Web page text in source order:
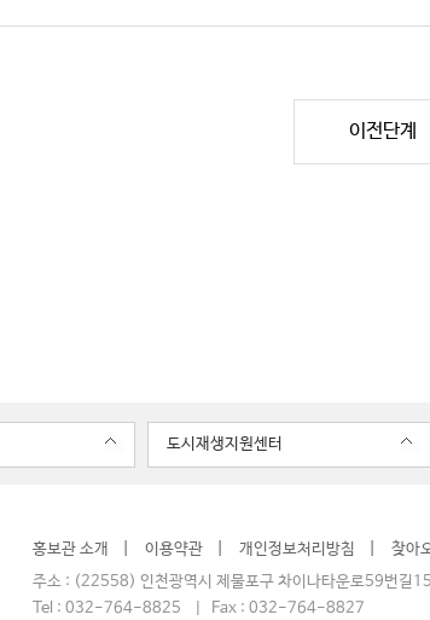
이전단계
도시재생지원센터
홍보관 소개 이용약관 개인정보처리방침
찾아
주소 : (22558) 인천광역시 제물포구 차이나타운로59번길
Tel : 032-764-8825 | Fax : 032-764-8827